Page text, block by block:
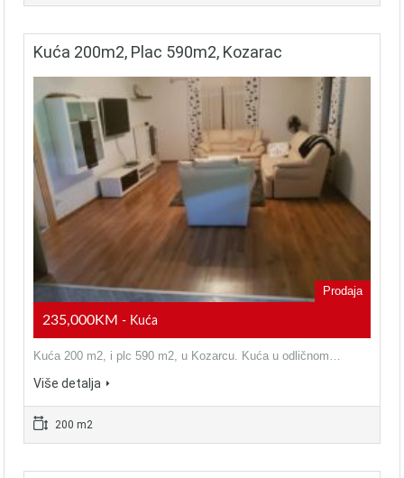
Kuća 200m2, Plac 590m2, Kozarac
Prodaja
235,000KM - Kuća
Kuća 200 m2, i plc 590 m2, u Kozarcu. Kuća u odličnom…
Više detalja
200 m2